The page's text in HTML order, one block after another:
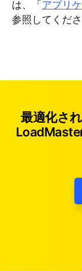
は、「アプリ
参照してくださ
最適化さ